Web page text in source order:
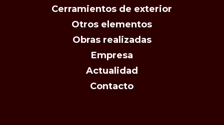
Cerramientos de exterior
Otros elementos
Obras realizadas
Empresa
Actualidad
Contacto